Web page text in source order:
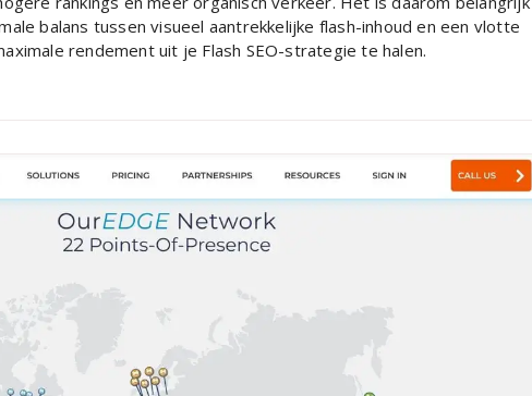
balans tussen visueel aantrekkelijke flash-inhoud en een vlotte
rendement uit je Flash SEO-strategie te halen.